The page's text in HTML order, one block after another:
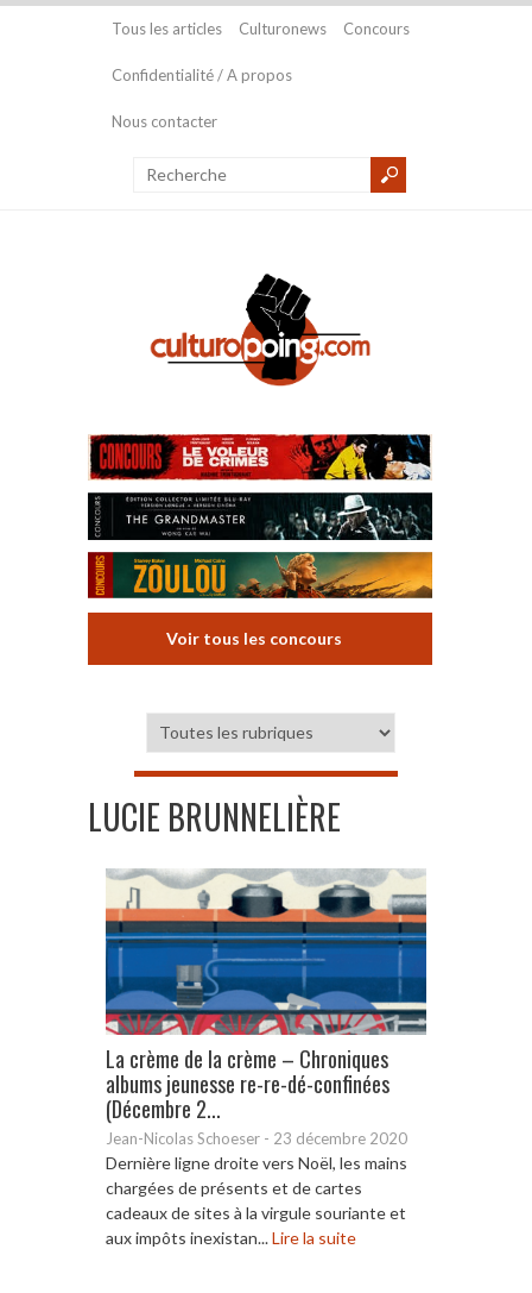
Tous les articles Culturonews Concours
Confidentialité / A propos
Nous contacter
Voir tous les concours
LUCIE BRUNNELIÈRE
La crème de la crème – Chroniques
albums jeunesse re-re-dé-confinées
(Décembre 2...
Jean-Nicolas Schoeser - 23 décembre 2020
Dernière ligne droite vers Noël, les mains
chargées de présents et de cartes
cadeaux de sites à la virgule souriante et
aux impôts inexistan...Lire la suite